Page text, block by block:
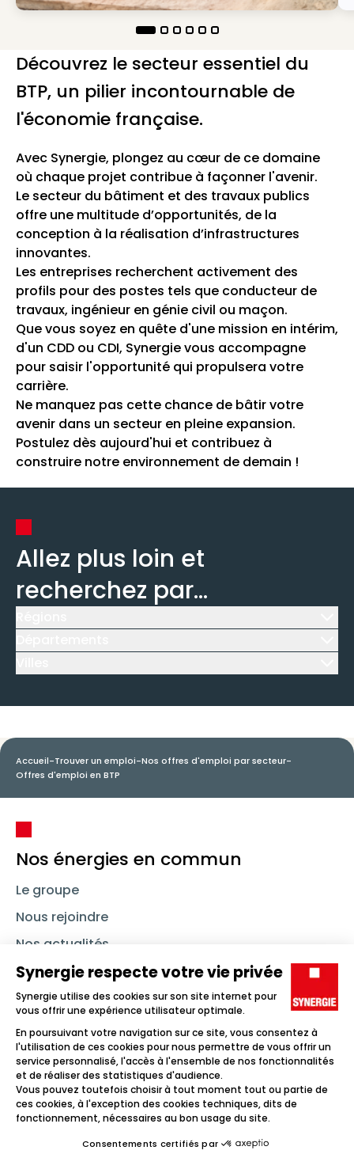
Découvrez le secteur essentiel du
BTP, un pilier incontournable de
l'économie française.
Avec Synergie, plongez au cœur de ce domaine
où chaque projet contribue à façonner l'avenir.
Le secteur du bâtiment et des travaux publics
offre une multitude d’opportunités, de la
conception à la réalisation d’infrastructures
innovantes.
Les entreprises recherchent activement des
profils pour des postes tels que conducteur de
travaux, ingénieur en génie civil ou maçon.
Que vous soyez en quête d'une mission en intérim,
d'un CDD ou CDI, Synergie vous accompagne
pour saisir l'opportunité qui propulsera votre
carrière.
Ne manquez pas cette chance de bâtir votre
avenir dans un secteur en pleine expansion.
Postulez dès aujourd'hui et contribuez à
construire notre environnement de demain !
Allez plus loin et
recherchez par...
Accueil-Trouver un emploi-Nos offres d'emploi par secteur-
Offres d'emploi en BTP
Nos énergies en commun
Le groupe
Nous rejoindre
Nos actualités
Nous contacter
Linkedin SynergieInstagramTikTok Youtube
Trouver un emploi
Icône d'illustration
Candidats
Icône d'illustration
Icône d'illustration